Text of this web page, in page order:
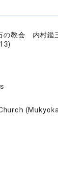
の教会 内村鑑